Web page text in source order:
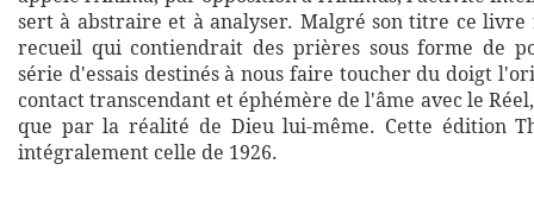
sert à abstraire et à analyser. Malgré son titre ce livre
recueil qui contiendrait des prières sous forme de
série d'essais destinés à nous faire toucher du doigt
contact transcendant et éphémère de l'âme avec le
que par la réalité de Dieu lui-même. Cette édition
intégralement celle de 1926.